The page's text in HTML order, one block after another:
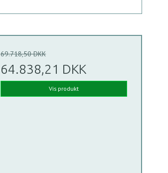
69.718,50 DKK
64.838,21 DKK
Vis produkt